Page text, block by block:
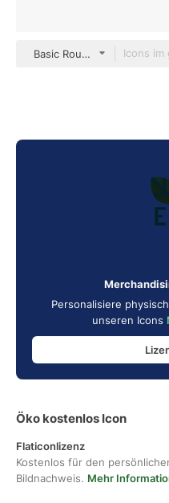
Basic Rounded Flat
Personalisiere
unseren Icons
Öko kostenlos Icon
Flaticonlizenz
Kostenlos für den
Bildnachweis. Mehr